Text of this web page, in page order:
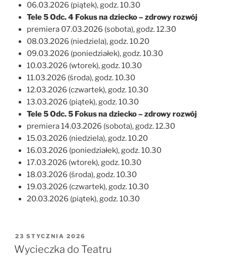
06.03.2026 (piątek), godz. 10.30
Tele 5 Odc. 4 Fokus na dziecko – zdrowy rozwój
premiera 07.03.2026 (sobota), godz. 12.30
08.03.2026 (niedziela), godz. 10.20
09.03.2026 (poniedziałek), godz. 10.30
10.03.2026 (wtorek), godz. 10.30
11.03.2026 (środa), godz. 10.30
12.03.2026 (czwartek), godz. 10.30
13.03.2026 (piątek), godz. 10.30
Tele 5 Odc. 5 Fokus na dziecko – zdrowy rozwój
premiera 14.03.2026 (sobota), godz. 12.30
15.03.2026 (niedziela), godz. 10.20
16.03.2026 (poniedziałek), godz. 10.30
17.03.2026 (wtorek), godz. 10.30
18.03.2026 (środa), godz. 10.30
19.03.2026 (czwartek), godz. 10.30
20.03.2026 (piątek), godz. 10.30
OPUBLIKOWANE
W
23 STYCZNIA 2026
Wycieczka do Teatru